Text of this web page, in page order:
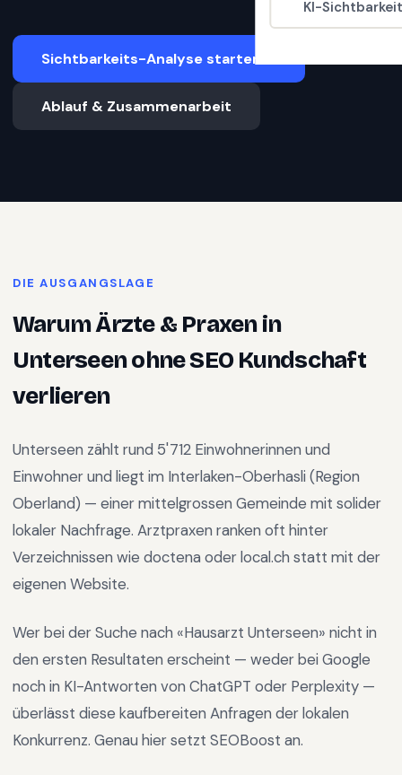
KI-
Sichtbarkeits-Analyse starten
Ablauf & Zusammenarbeit
DIE AUSGANGSLAGE
WarumÄrzte & Praxenin
Unterseenohne SEO Kundschaft
verlieren
Unterseen zählt rund 5'712 Einwohnerinnen und
Einwohner und liegt im Interlaken-Oberhasli (Region
Oberland) — einer mittelgrossen Gemeinde mit solider
lokaler Nachfrage. Arztpraxen ranken oft hinter
Verzeichnissen wie doctena oder local.ch statt mit der
eigenen Website.
Wer bei der Suche nach «Hausarzt Unterseen» nicht in
den ersten Resultaten erscheint — weder bei Google
noch in KI-Antworten von ChatGPT oder Perplexity —
überlässt diese kaufbereiten Anfragen der lokalen
Konkurrenz. Genau hier setzt SEOBoost an.